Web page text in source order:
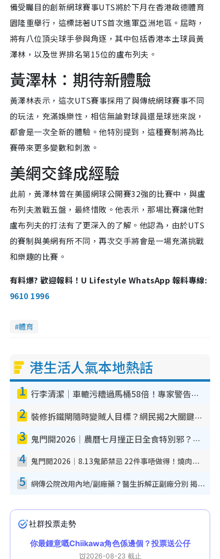
備受矚目的創新網球賽事UTS將於下月在香港啟德體育
園隆重舉行，這標誌著UTS首次進軍亞洲地區。屆時，
將有八位頂尖球手參與角逐，其中包括香港本土球員黃
澤林，以及世界排名第15位的盧布列夫。
黃澤林：期待新體驗
黃澤林表示，這次UTS賽事採用了與傳統網球賽事不同
的玩法，充滿娛樂性，相信無論對球員還是球迷來說，
都會是一次全新的體驗。他特別提到，這種賽制將為比
賽帶來更多變數和刺激。
美網交鋒成經驗
此前，黃澤林曾在美國網球公開賽32強的比賽中，與盧
布列夫激戰五盤，最終惜敗。他表示，那場比賽讓他對
盧布列夫的打法有了更深入的了解。他認為，由於UTS
的賽制與美網有所不同，再次交手將會是一場充滿挑戰
和樂趣的比賽。
有料爆? 歡迎報料！U Lifestyle WhatsApp 報料專線:
9610 1996
體育
港生活人氣本地熱話
1 行李清潔｜車轆污糟過馬桶58倍！專家警告忌用酒精抹 教1招免污手除菌
2 裝修拆鐵閘隨時變賊人目標？網民揭2大關鍵用途：裝新式等於白裝？附新舊鐵閘分別
3 鬼門開2026｜農曆七月撞正日全食特別邪？專家警告切忌做一事！揭4大禁忌+2招保平安
4 鬼門開2026｜8.13鬼節禁忌 22件事唔做得！燒肉、刺身要少食？半夜勿吹口哨/打呢個電話
5 網傳公院改用內地/副廠藥？醫生拆解正副廠分別 揭4類人換藥隨時出事